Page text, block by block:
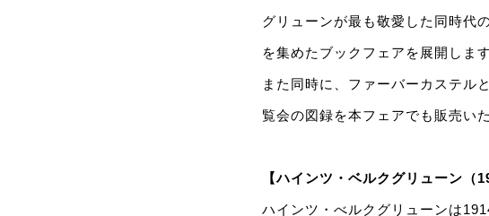
グリューンが最も敬愛した同時代
を集めたブックフェアを展開します
また同時に、ファーバーカステル
覧会の図録を本フェアでも販売い
【ハインツ・ベルクグリューン（
ハインツ・べルクグリューンは